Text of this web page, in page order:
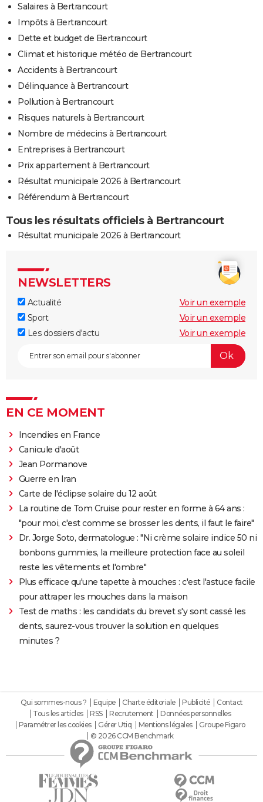
Salaires à Bertrancourt
Impôts à Bertrancourt
Dette et budget de Bertrancourt
Climat et historique météo de Bertrancourt
Accidents à Bertrancourt
Délinquance à Bertrancourt
Pollution à Bertrancourt
Risques naturels à Bertrancourt
Nombre de médecins à Bertrancourt
Entreprises à Bertrancourt
Prix appartement à Bertrancourt
Résultat municipale 2026 à Bertrancourt
Référendum à Bertrancourt
Tous les résultats officiels à Bertrancourt
Résultat municipale 2026 à Bertrancourt
NEWSLETTERS
Actualité
Voir un exemple
Sport
Voir un exemple
Les dossiers d'actu
Voir un exemple
EN CE MOMENT
Incendies en France
Canicule d'août
Jean Pormanove
Guerre en Iran
Carte de l'éclipse solaire du 12 août
La routine de Tom Cruise pour rester en forme à 64 ans :
"pour moi, c'est comme se brosser les dents, il faut le faire"
Dr. Jorge Soto, dermatologue : "Ni crème solaire indice 50 ni
bonbons gummies, la meilleure protection face au soleil
reste les vêtements et l'ombre"
Plus efficace qu'une tapette à mouches : c'est l'astuce facile
pour attraper les mouches dans la maison
Test de maths : les candidats du brevet s'y sont cassé les
dents, saurez-vous trouver la solution en quelques
minutes ?
Qui sommes-nous ? Equipe Charte éditoriale Publicité
Contact
Tous les articles
RSS Recrutement
Données personnelles
Paramétrer les cookies
Gérer Utiq Mentions légales
Groupe Figaro
© 2026 CCM Benchmark